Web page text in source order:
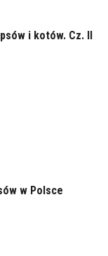
i kotów. Cz. II
w Polsce